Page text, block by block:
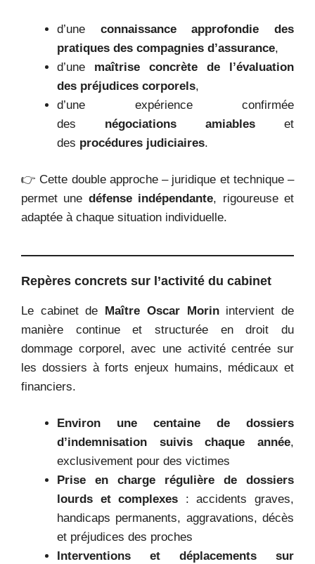
d’une connaissance approfondie des
pratiques des compagnies d’assurance,
d’une maîtrise concrète de l’évaluation
des préjudices corporels,
d’une expérience confirmée
des négociations amiables et
des procédures judiciaires.
👉 Cette double approche – juridique et technique –
permet une défense indépendante, rigoureuse et
adaptée à chaque situation individuelle.
Repères concrets sur l’activité du cabinet
Le cabinet de Maître Oscar Morinintervient de
manière continue et structurée en droit du
dommage corporel, avec une activité centrée sur
les dossiers à forts enjeux humains, médicaux et
financiers.
Environ une centaine de dossiers
d’indemnisation suivis chaque année,
exclusivement pour des victimes
Prise en charge régulière de dossiers
lourds et complexes : accidents graves,
handicaps permanents, aggravations, décès
et préjudices des proches
Interventions et déplacements sur